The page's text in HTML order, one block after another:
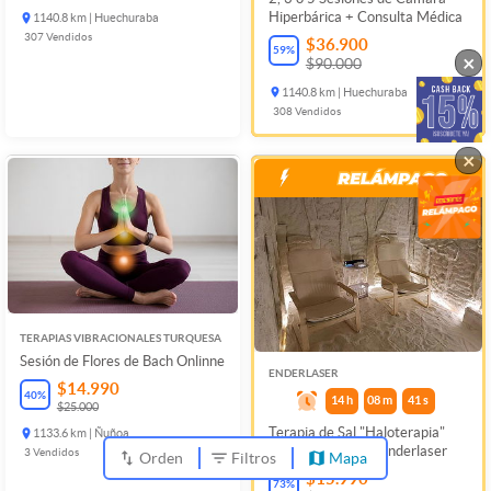
1140.8 km | Huechuraba
307Vendidos
Hiperbárica + Consulta Médica
59% $36.900
$90.000
1140.8 km | Huechuraba
308Vendidos
TERAPIAS VIBRACIONALES TURQUESA
Sesión de Flores de Bach Onlinne
40% $14.990
$25.000
1133.6 km | Ñuñoa
3Vendidos
ENDERLASER
14 h 08m 41 s
Terapia de Sal "Haloterapia"
Única en Chile en Enderlaser
73% $15.990
Orden Filtros Mapa
×
×